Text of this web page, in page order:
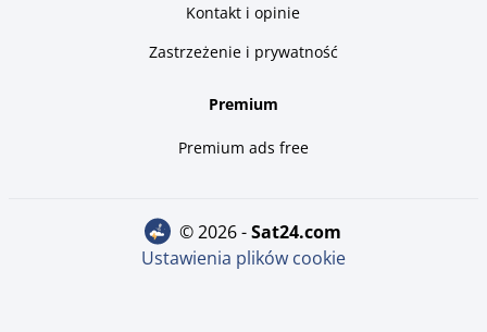
Kontakt i opinie
Zastrzeżenie i prywatność
Premium
Premium ads free
© 2026 - sat24.com
Ustawienia plików cookie